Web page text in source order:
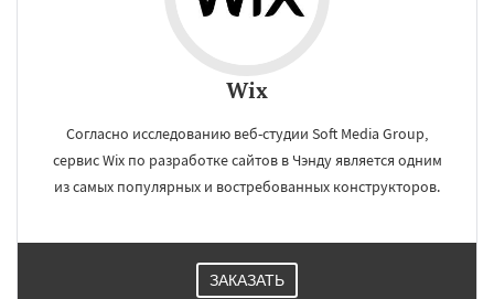
Wix
Согласно исследованию веб-студии Soft Media Group,
сервис Wix по разработке сайтов в Чэнду является одним
из самых популярных и востребованных конструкторов.
ЗАКАЗАТЬ